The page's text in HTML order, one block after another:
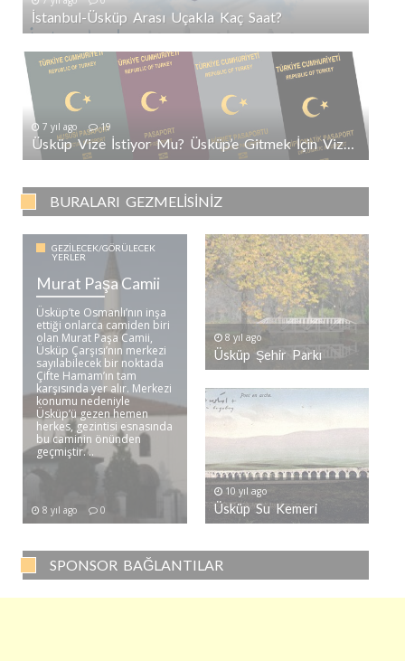
İstanbul-Üsküp Arası Uçakla Kaç Saat?
7 yıl ago 19
Üsküp Vize İstiyor Mu? Üsküp’e Gitmek İçin Vize Gerekli Mi?
BURALARI GEZMELISINIZ
GEZILECEK/GÖRÜLECEK
YERLER
Murat Paşa Camii
Üsküp’te Osmanlı’nın inşa
ettiği onlarca camiden biri
olan Murat Paşa Camii,
Üsküp Çarşısı’nın merkezi
sayılabilecek bir noktada
Çifte Hamam’ın tam
karşısında yer alır. Merkezi
konumu nedeniyle
Üsküp’ü gezen hemen
herkes, gezintisi esnasında
bu caminin önünden
geçmiştir. ..
8 yıl ago 0
8 yıl ago
Üsküp Şehir Parkı
10 yıl ago
Üsküp Su Kemeri
SPONSOR BAĞLANTILAR